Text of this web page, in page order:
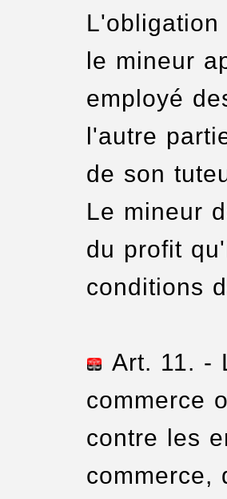
le mineur
employé
l'autre
de son
Le mineur
du profit
conditions
Art. 11. -
commerce
contre les
commerce,